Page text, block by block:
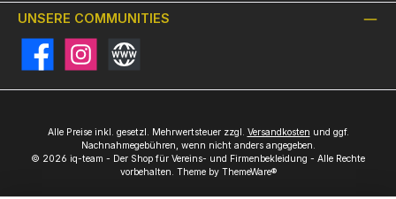
UNSERE COMMUNITIES
FacebookInstagramWebsite
Alle Preise inkl. gesetzl. Mehrwertsteuer zzgl. Versandkosten und ggf.
Nachnahmegebühren, wenn nicht anders angegeben.
© 2026 iq-team - Der Shop für Vereins- und Firmenbekleidung - Alle Rechte
vorbehalten. Theme by ThemeWare®